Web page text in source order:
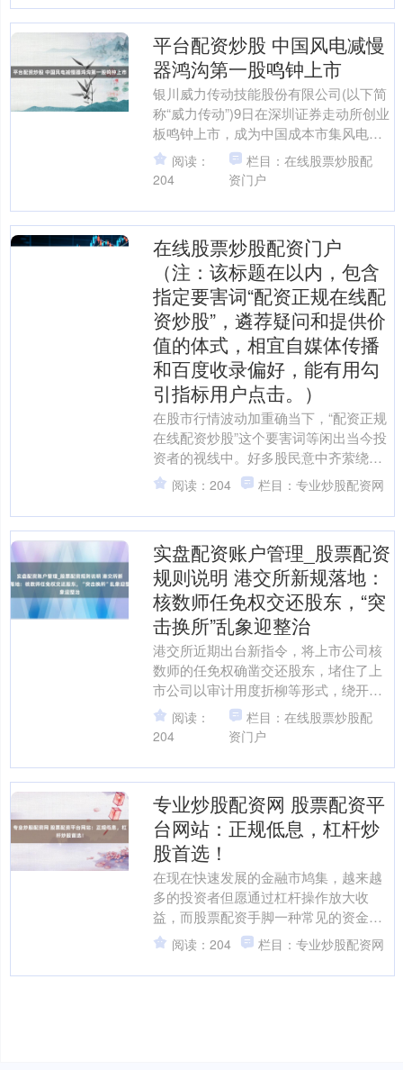
平台配资炒股 中国风电减慢
器鸿沟第一股鸣钟上市
银川威力传动技能股份有限公司(以下简
称“威力传动”)9日在深圳证券走动所创业
板鸣钟上市，成为中国成本市集风电减
慢器鸿沟第一股。 据悉，威力传动本次
公栽培行180....
阅读：
204
栏目：在线股票炒股配
资门户
在线股票炒股配资门户
（注：该标题在以内，包含
指定要害词“配资正规在线配
资炒股”，遴荐疑问和提供价
值的体式，相宜自媒体传播
和百度收录偏好，能有用勾
引指标用户点击。）
在股市行情波动加重确当下，“配资正规
在线配资炒股”这个要害词等闲出当今投
资者的视线中。好多股民意中齐萦绕着
这么一个疑问：在线配资到底靠不靠
谱？它果真是快速放大收....
阅读：204 栏目：专业炒股配资网
实盘配资账户管理_股票配资
规则说明 港交所新规落地：
核数师任免权交还股东，“突
击换所”乱象迎整治
港交所近期出台新指令，将上市公司核
数师的任免权确凿交还股东，堵住了上
市公司以审计用度折柳等形式，绕开股
东大会突击更换核数师的纰谬。 这一新
规背后，是潜藏多年的阛....
阅读：
204
栏目：在线股票炒股配
资门户
专业炒股配资网 股票配资平
台网站：正规低息，杠杆炒
股首选！
在现在快速发展的金融市鸠集，越来越
多的投资者但愿通过杠杆操作放大收
益，而股票配资手脚一种常见的资金放
大用具，正受到平凡关怀。但是，面临
市集上良莠不都的配资平台，....
阅读：204 栏目：专业炒股配资网
3940.04 +39.68 +1.02%